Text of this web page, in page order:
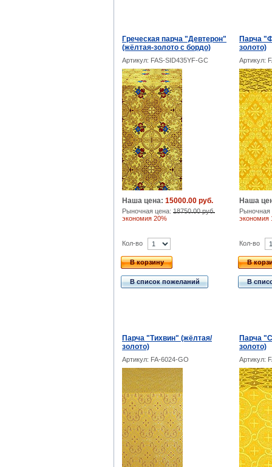
Греческая парча "Девтерон"
(жёлтая-золото с бордо)
Парча
золото)
Артикул: FAS-SID435YF-GC Артикул:
Наша цена: 15000.00 руб.
Рыночная цена: 18750.00 руб.
экономия 20%
Наша
экономия
Кол-во
В корзину
В список пожеланий
Кол-во
В
В
Парча "Тихвин" (жёлтая/
золото)
Парча
золото)
Артикул: FA-6024-GO Артикул: